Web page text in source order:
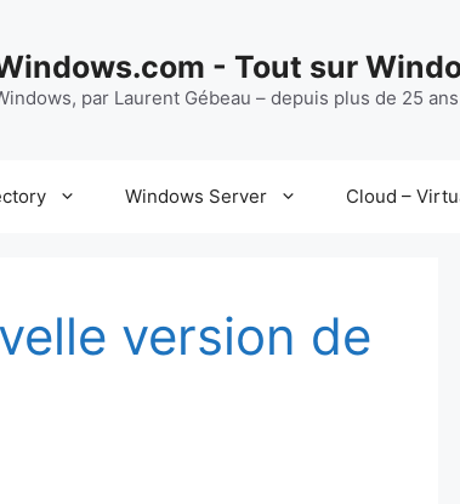
- Tout sur
par Laurent Gébeau – depuis plus de 25
Windows Server Cloud –
version de